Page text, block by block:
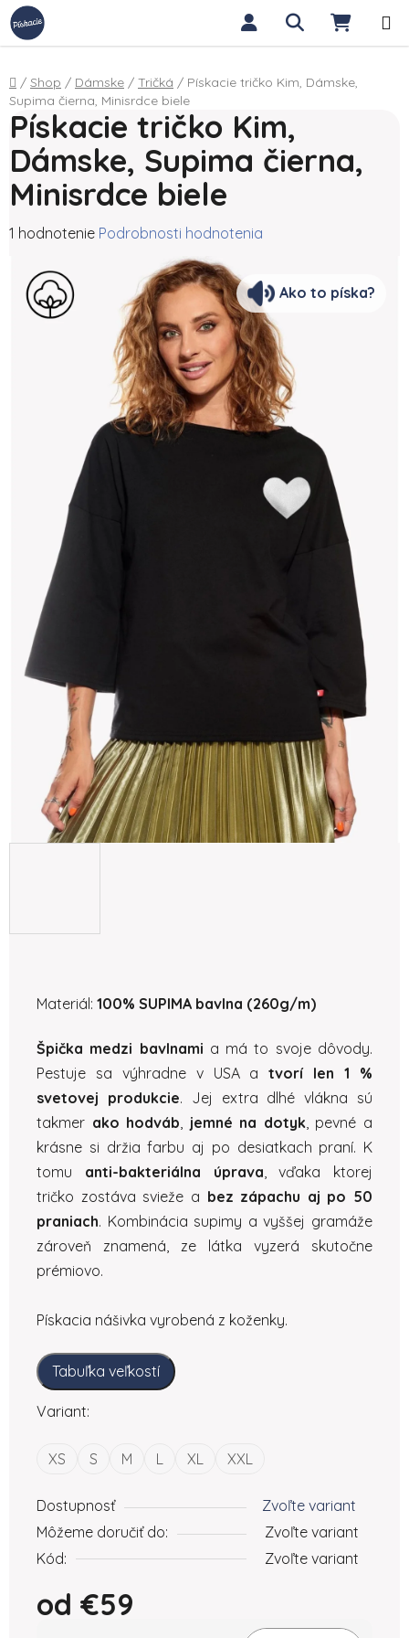
Prejsť na obsah Hľadať
Domov
/ Shop / Dámske / Tričká / Pískacie tričko Kim, Dámske,
Supima čierna, Minisrdce biele
Materiál: 100% SUPIMA bavlna (260g/m)
Špička medzi bavlnami a má to svoje dôvody.
Pestuje sa výhradne v USA atvorí len 1 %
svetovej produkcie. Jej extra dlhé vlákna sú
takmer ako hodváb jemné na dotyk, pevné a
krásne si držia farbu aj po desiatkach praní. K
tomu anti-bakteriálna úprava , vďaka ktorej
tričko zostáva svieže a bez zápachu aj po 50
praniach. Kombinácia supimy a vyššej gramáže
zároveň znamená, ze látka vyzerá skutočne
prémiovo.
Pískacia nášivka vyrobená z koženky.
Tabuľka veľkostí
Variant:
XS S M L XL XXL
Dostupnosť
Zvoľte variant
Môžeme doručiť do:
Zvoľte variant
Kód:
Zvoľte variant
od €59
Pískacie tričko Kim,
Dámske, Supima čierna,
Minisrdce biele
Priemerné hodnotenie produktu je 5,0 z 5 hviezdičiek.
1 hodnotenie Podrobnosti hodnotenia
Ako to píska?